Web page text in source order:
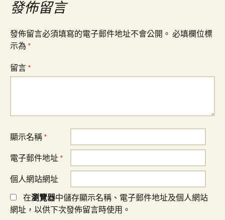
覽發佈留言
發佈留言必須填寫的電子郵件地址不會公開。 必填欄位標
示為 *
留言 *
顯示名稱 *
電子郵件地址 *
個人網站網址
在瀏覽器中儲存顯示名稱、電子郵件地址及個人網站
網址，以供下次發佈留言時使用。